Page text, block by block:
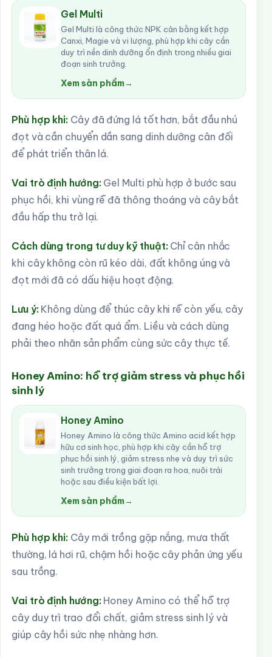
Gel Multi
Gel Multi là công thức NPK cân bằng kết hợp
Canxi, Magie và vi lượng, phù hợp khi cây cần
duy trì nền dinh dưỡng ổn định trong nhiều giai
đoạn sinh trưởng.
Xem sản phẩm→
Phù hợp khi: Cây đã đứng lá tốt hơn, bắt đầu nhú
đọt và cần chuyển dần sang dinh dưỡng cân đối
để phát triển thân lá.
Vai trò định hướng:Gel Multi phù hợp ở bước sau
phục hồi, khi vùng rễ đã thông thoáng và cây bắt
đầu hấp thu trở lại.
Cách dùng trong tư duy kỹ thuật:Chỉ cân nhắc
khi cây không còn rũ kéo dài, đất không úng và
đọt mới đã có dấu hiệu hoạt động.
Lưu ý:Không dùng để thúc cây khi rễ còn yếu, cây
đang héo hoặc đất quá ẩm. Liều và cách dùng
phải theo nhãn sản phẩm cùng sức cây thực tế.
Honey Amino: hỗ trợ giảm stress và phục hồi
sinh lý
Honey Amino
Honey Amino là công thức Amino acid kết hợp
hữu cơ sinh học, phù hợp khi cây cần hỗ trợ
phục hồi sinh lý, giảm stress nhẹ và duy trì sức
sinh trưởng trong giai đoạn ra hoa, nuôi trái
hoặc sau điều kiện bất lợi.
Xem sản phẩm→
Phù hợp khi: Cây mới trồng gặp nắng, mưa thất
thường, lá hơi rũ, chậm hồi hoặc cây phản ứng yếu
sau trồng.
Vai trò định hướng:Honey Amino có thể hỗ trợ
cây duy trì trao đổi chất, giảm stress sinh lý và
giúp cây hồi sức nhẹ nhàng hơn.